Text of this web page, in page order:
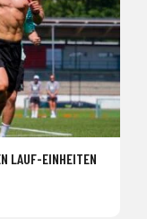
LAUF-EINHEITEN